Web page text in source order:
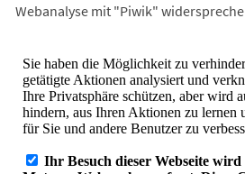
Webanalyse mit "Piwik"